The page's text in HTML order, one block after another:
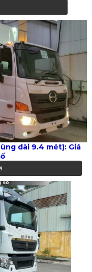
dài 9.4 mét): Giá